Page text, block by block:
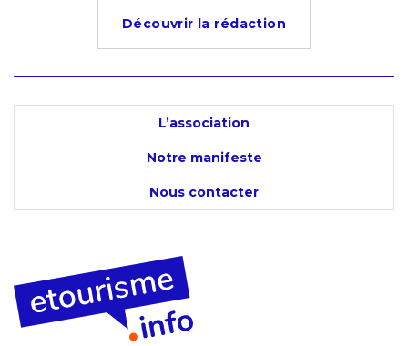
Découvrir la rédaction
L’association
Notre manifeste
Nous contacter